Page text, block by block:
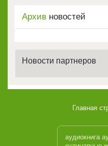
Архив новостей
Новости партнеров
Главная
аудиокнига